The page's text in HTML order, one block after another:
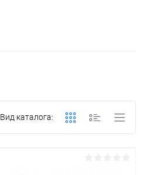
Вид каталога: